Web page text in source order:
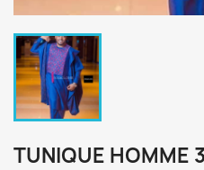
TUNIQUE HOMME